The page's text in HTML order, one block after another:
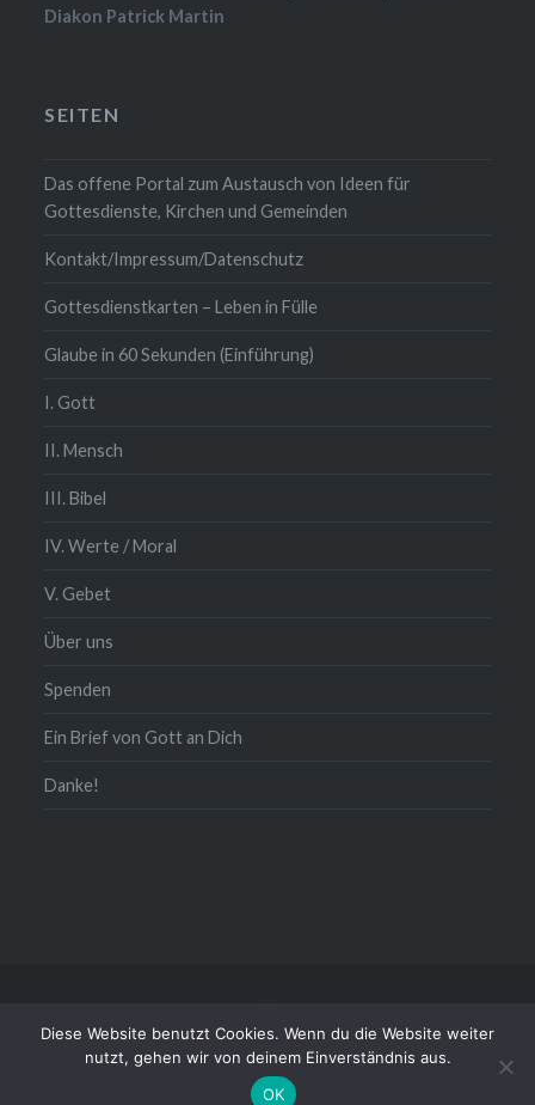
Diakon Patrick Martin
SEITEN
Das offene Portal zum Austausch von Ideen für
Gottesdienste, Kirchen und Gemeinden
Kontakt/Impressum/Datenschutz
Gottesdienstkarten – Leben in Fülle
Glaube in 60 Sekunden (Einführung)
I. Gott
II. Mensch
III. Bibel
IV. Werte / Moral
V. Gebet
Über uns
Spenden
Ein Brief von Gott an Dich
Danke!
Stolz präsentiert von WordPress|Theme: Dyad von
WordPress.com
Diese Website benutzt Cookies. Wenn du die Website weiter
nutzt, gehen wir von deinem Einverständnis aus.
OK